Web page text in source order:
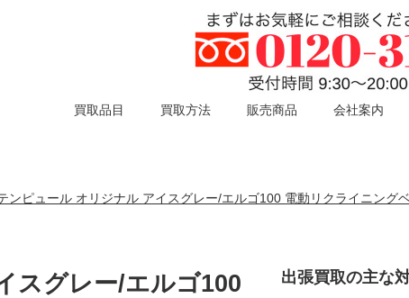
買取品目 買取方法 販売商品 会社案内
ンピュール オリジナル アイスグレー/エルゴ100 電動リクライニング
スグレー/エルゴ100
出張買取の主な